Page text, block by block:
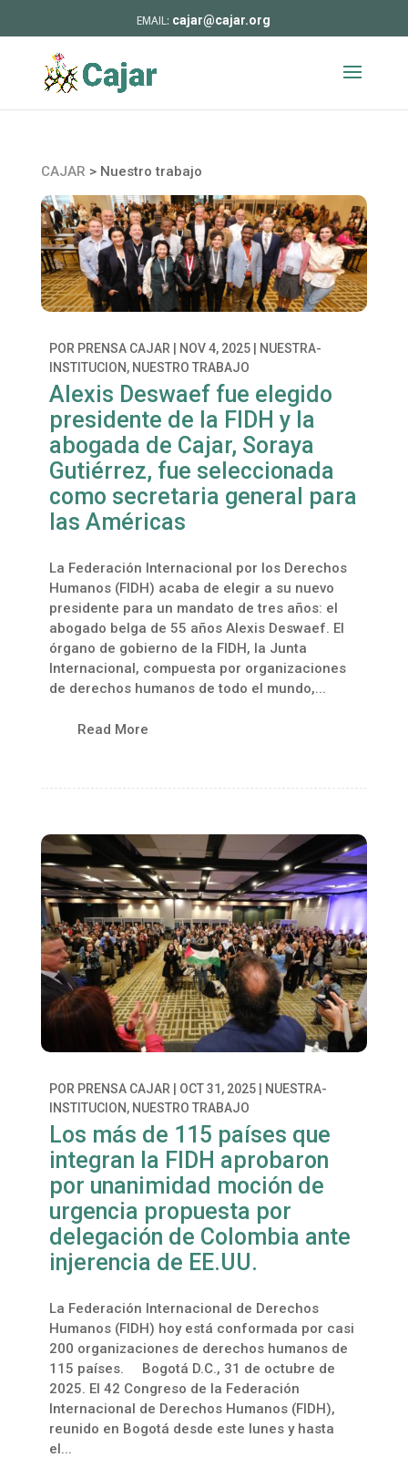
cajar@cajar.org
CAJAR > Nuestro trabajo
POR PRENSA CAJAR NOV 4, 2025|
NUESTRA-
INSTITUCION, NUESTRO TRABAJO
Alexis Deswaef fue elegido
presidente de la FIDH y la
abogada de Cajar, Soraya
Gutiérrez, fue seleccionada
como secretaria general para
las Américas
La Federación Internacional por los Derechos
Humanos (FIDH) acaba de elegir a su nuevo
presidente para un mandato de tres años: el
abogado belga de 55 años Alexis Deswaef. El
órgano de gobierno de la FIDH, la Junta
Internacional, compuesta por organizaciones
de derechos humanos de todo el mundo,...
Read More
POR PRENSA CAJAR | OCT 31, 2025| NUESTRA-
INSTITUCION, NUESTRO TRABAJO
Los más de 115 países que
integran la FIDH aprobaron
por unanimidad moción de
urgencia propuesta por
delegación de Colombia ante
injerencia de EE.UU.
La Federación Internacional de Derechos
Humanos (FIDH) hoy está conformada por casi
200 organizaciones de derechos humanos de
115 países. Bogotá D.C., 31 de octubre de
2025. El 42 Congreso de la Federación
Internacional de Derechos Humanos (FIDH),
reunido en Bogotá desde este lunes y hasta
el...